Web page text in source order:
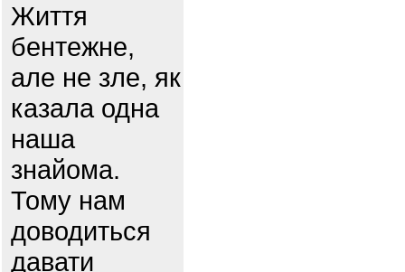
Життя
бентежне,
але не зле, як
казала одна
наша
знайома.
Тому нам
доводиться
давати